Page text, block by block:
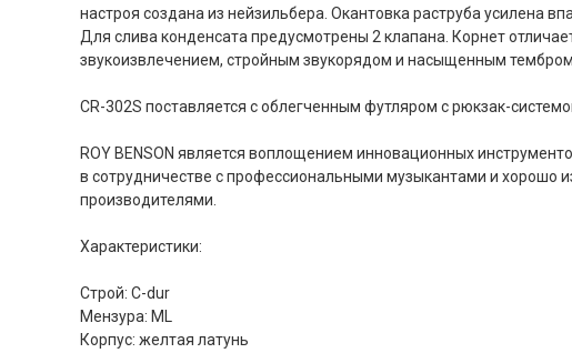
настроя создана из нейзильбера. Окантовка раструба усилена
Для слива конденсата предусмотрены 2 клапана. Корнет
звукоизвлечением, стройным звукорядом и насыщенным тембром.
CR-302S поставляется с облегченным футляром с рюкзак-
ROY BENSON является воплощением инновационных
в сотрудничестве с профессиональными музыкантами и хорошо
производителями.
Характеристики:
Строй: С-dur
Мензура: ML
Корпус: желтая латунь